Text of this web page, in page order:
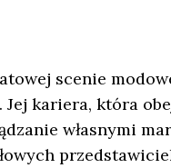
scenie
kariera, która
własnymi